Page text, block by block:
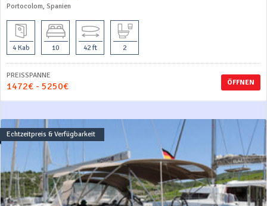
Portocolom, Spanien
4 Kab 10 42 ft 2
ÖFFNEN
PREISSPANNE
1472€ - 5250€
Echtzeitpreis & Verfügbarkeit